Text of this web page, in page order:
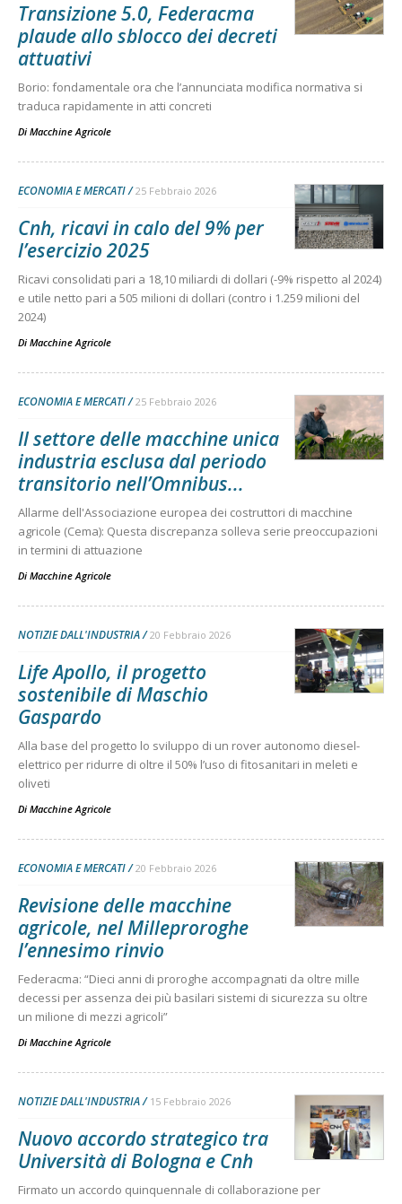
Transizione 5.0, Federacma
plaude allo sblocco dei decreti
attuativi
Borio: fondamentale ora che l’annunciata modifica normativa si
traduca rapidamente in atti concreti
Di Macchine Agricole
ECONOMIA E MERCATI 25 Febbraio 2026
Cnh, ricavi in calo del 9% per
l’esercizio 2025
Ricavi consolidati pari a 18,10 miliardi di dollari (-9% rispetto al 2024)
e utile netto pari a 505 milioni di dollari (contro i 1.259 milioni del
2024)
Di Macchine Agricole
ECONOMIA E MERCATI 25 Febbraio 2026
Il settore delle macchine unica
industria esclusa dal periodo
transitorio nell’Omnibus...
Allarme dell'Associazione europea dei costruttori di macchine
agricole (Cema): Questa discrepanza solleva serie preoccupazioni
in termini di attuazione
Di Macchine Agricole
NOTIZIE DALL'INDUSTRIA 20 Febbraio 2026
Life Apollo, il progetto
sostenibile di Maschio
Gaspardo
Alla base del progetto lo sviluppo di un rover autonomo diesel-
elettrico per ridurre di oltre il 50% l’uso di fitosanitari in meleti e
oliveti
Di Macchine Agricole
ECONOMIA E MERCATI 20 Febbraio 2026
Revisione delle macchine
agricole, nel Milleproroghe
l’ennesimo rinvio
Federacma: “Dieci anni di proroghe accompagnati da oltre mille
decessi per assenza dei più basilari sistemi di sicurezza su oltre
un milione di mezzi agricoli”
Di Macchine Agricole
NOTIZIE DALL'INDUSTRIA 15 Febbraio 2026
Nuovo accordo strategico tra
Università di Bologna e Cnh
Firmato un accordo quinquennale di collaborazione per